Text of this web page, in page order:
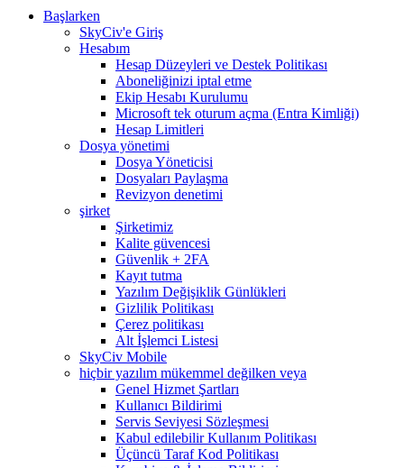
Başlarken
SkyCiv'e Giriş
Hesabım
Hesap Düzeyleri ve Destek Politikası
Aboneliğinizi iptal etme
Ekip Hesabı Kurulumu
Microsoft tek oturum açma (Entra Kimliği)
Hesap Limitleri
Dosya yönetimi
Dosya Yöneticisi
Dosyaları Paylaşma
Revizyon denetimi
şirket
Şirketimiz
Kalite güvencesi
Güvenlik + 2FA
Kayıt tutma
Yazılım Değişiklik Günlükleri
Gizlilik Politikası
Çerez politikası
Alt İşlemci Listesi
SkyCiv Mobile
hiçbir yazılım mükemmel değilken veya
Genel Hizmet Şartları
Kullanıcı Bildirimi
Servis Seviyesi Sözleşmesi
Kabul edilebilir Kullanım Politikası
Üçüncü Taraf Kod Politikası